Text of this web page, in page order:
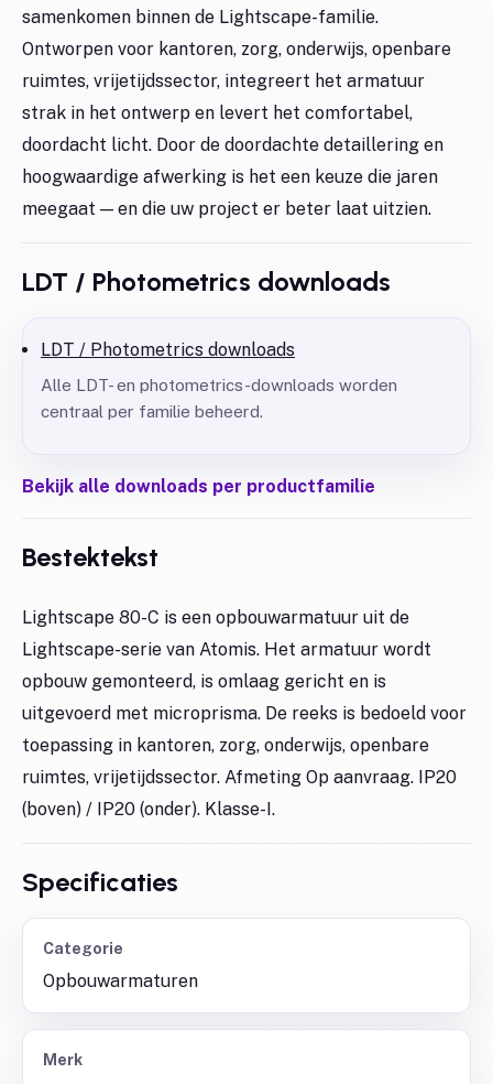
samenkomen binnen de Lightscape-familie.
Ontworpen voor kantoren, zorg, onderwijs, openbare
ruimtes, vrijetijdssector, integreert het armatuur
strak in het ontwerp en levert het comfortabel,
doordacht licht. Door de doordachte detaillering en
hoogwaardige afwerking is het een keuze die jaren
meegaat — en die uw project er beter laat uitzien.
LDT / Photometrics downloads
LDT / Photometrics downloads
Alle LDT- en photometrics-downloads worden
centraal per familie beheerd.
Bekijk alle downloads per productfamilie
Bestektekst
Lightscape 80-C is een opbouwarmatuur uit de
Lightscape-serie van Atomis. Het armatuur wordt
opbouw gemonteerd, is omlaag gericht en is
uitgevoerd met microprisma. De reeks is bedoeld voor
toepassing in kantoren, zorg, onderwijs, openbare
ruimtes, vrijetijdssector. Afmeting Op aanvraag. IP20
(boven) / IP20 (onder). Klasse-I.
Specificaties
Categorie
Opbouwarmaturen
Merk